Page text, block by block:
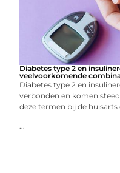
Diabetes type 2 en
veelvoorkomende
Diabetes type 2 en
verbonden en komen
deze termen bij de huisarts
...